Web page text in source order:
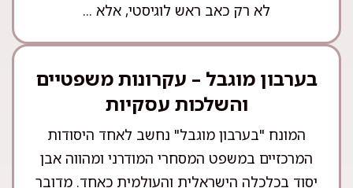
לא רק כאב ראש לוגיסטי, אלא ...
בערבון מוגבל – עקרונות משפטיים
והשלכות עסקיות
המונח "בערבון מוגבל" נחשב לאחד היסודות
המרכזיים במשפט המסחרי המודרני ומהווה אבן
יסוד בכלכלה הישראלית והעולמית כאחד. מדובר